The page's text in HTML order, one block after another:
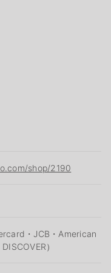
shop/2190
・JCB・American
）